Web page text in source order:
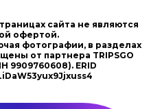
сайта не являются
офертой.
фотографии, в разделах
от партнера TRIPSGO
9909760608). ERID